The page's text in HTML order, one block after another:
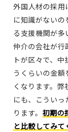
外国人材の採用
に知識がない
る支援機関が多
仲介の会社が行
トが区々で、
うくらいの金
くなります。
にも、こうい
ります。 初期の
と比較してみて